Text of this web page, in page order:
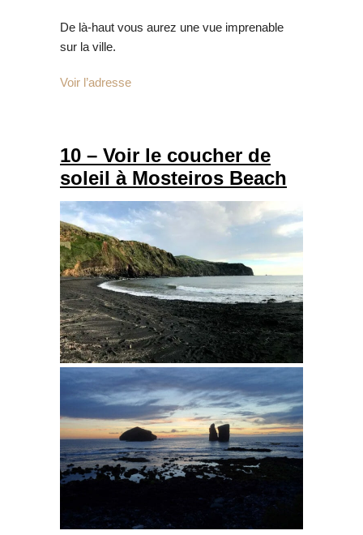
De là-haut vous aurez une vue imprenable
sur la ville.
Voir l’adresse
10 – Voir le coucher de
soleil à Mosteiros Beach